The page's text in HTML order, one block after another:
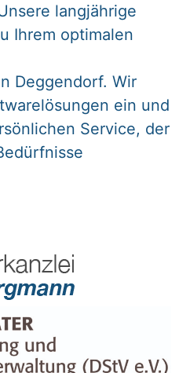
langjährige
Ihrem optimalen
Deggendorf. Wir
ein und
Service, der